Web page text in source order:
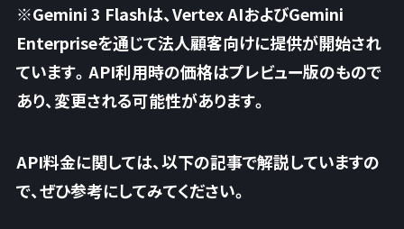
※Gemini 3 Flashは、Vertex AIおよびGemini
Enterpriseを通じて法人顧客向けに提供が開始され
ています。API利用時の価格はプレビュー版のもので
あり、変更される可能性があります。
API料金に関しては、以下の記事で解説していますの
で、ぜひ参考にしてみてください。